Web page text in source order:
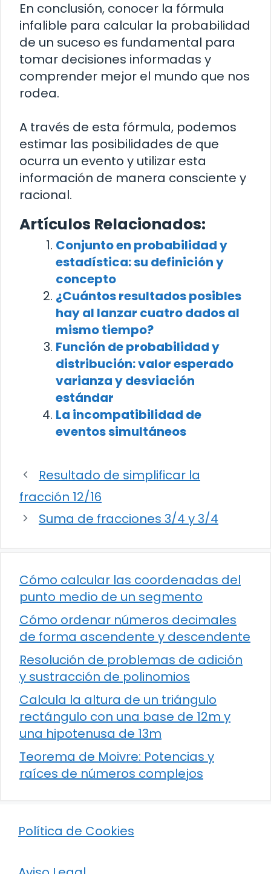
En conclusión, conocer la fórmula
infalible para calcular la probabilidad
de un suceso es fundamental para
tomar decisiones informadas y
comprender mejor el mundo que nos
rodea.
A través de esta fórmula, podemos
estimar las posibilidades de que
ocurra un evento y utilizar esta
información de manera consciente y
racional.
Artículos Relacionados:
Conjunto en probabilidad y
estadística: su definición y
concepto
¿Cuántos resultados posibles
hay al lanzar cuatro dados al
mismo tiempo?
Función de probabilidad y
distribución: valor esperado
varianza y desviación
estándar
La incompatibilidad de
eventos simultáneos
Resultado de simplificar la
fracción 12/16
Suma de fracciones 3/4 y 3/4
Cómo calcular las coordenadas del
punto medio de un segmento
Cómo ordenar números decimales
de forma ascendente y descendente
Resolución de problemas de adición
y sustracción de polinomios
Calcula la altura de un triángulo
rectángulo con una base de 12m y
una hipotenusa de 13m
Teorema de Moivre: Potencias y
raíces de números complejos
Política de Cookies